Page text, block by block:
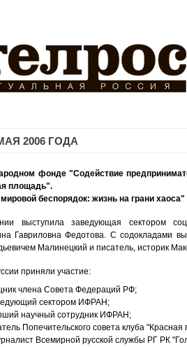
2006 ГОДА
фонде "Содействие
площадь".
беспорядок: жизнь на грани хаоса"
выступила заведующая сектором
Гавриловна Федотова. С содокладами
Малинецкий и писатель, историк
приняли участие:
члена Совета Федераций РФ;
сектором ИФРАН;
научный сотрудник ИФРАН;
Попечительского совета клуба "Красная
Всемирной русской службы РГ РК